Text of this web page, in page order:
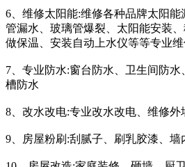
6、维修太阳能:维修各种品牌太阳
管漏水、玻璃管爆裂、太阳能安装
做保温、安装自动上水仪等等专业维
7、专业防水:窗台防水、卫生间防
槽防水
8、改水改电:专业改水改电、维修外
9、房屋粉刷:刮腻子、刷乳胶漆、墙